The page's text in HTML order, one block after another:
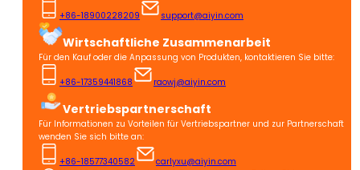
+86-18900228209 support@aiyin.com
Wirtschaftliche Zusammenarbeit
Für den Kauf oder die Anpassung von Produkten, kontaktieren Sie bitte:
+86-17359441868 raowj@aiyin.com
Vertriebspartnerschaft
Für Informationen zu Vorteilen für Vertriebspartner und zur Partnerschaft
wenden Sie sich bitte an:
+86-18577340582
carlyxu@aiyin.com